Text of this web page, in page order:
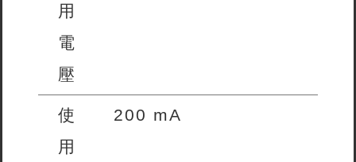
用
電
壓
使
用
200 mA